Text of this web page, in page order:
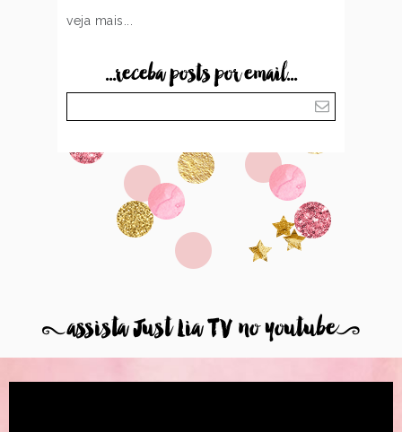
veja mais...
...receba posts por email...
8assista Just Lia TV no youtube9